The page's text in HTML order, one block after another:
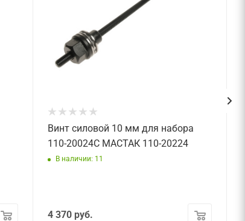
Винт силовой 10 мм для набора
110-20024C МАСТАК 110-20224
В наличии: 11
4 370 руб.